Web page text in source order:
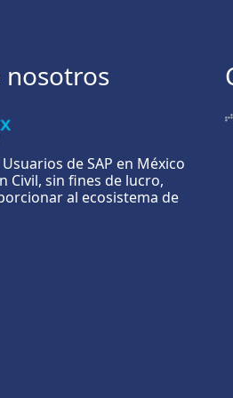
nosotros
de SAP en México
Civil, sin fines de lucro,
al ecosistema de